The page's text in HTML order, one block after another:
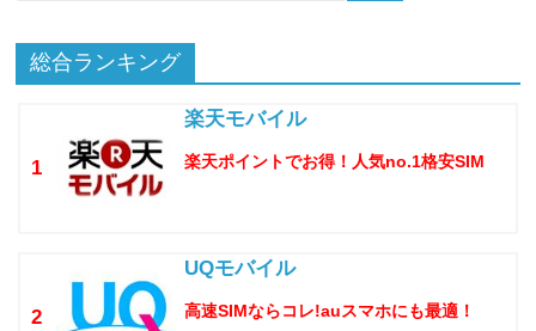
総合ランキング
1
楽天モバイル
楽天ポイントでお得！人気no.1格安SIM
2
UQモバイル
高速SIMならコレ!auスマホにも最適！